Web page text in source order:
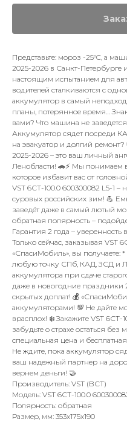
Представьте: мороз -25°C, а
2025-2026 в Санкт-Петербурге
настоящим испытанием для
водителей сталкиваются с
аккумулятор в самый
планы, потерянное время…
вами? Что машина не
Аккумулятор сядет посреди
на эвакуатор и долгий
2025-2026 – это ваш личный
Ленобласти! 🚗⚡ Мы понимаем
которое избавит вас от
VST 6СТ-100.0 600300082 L5-1
суровых российских зим! 💪
заведёт даже в самый лютый
обратная полярность –
Гарантия 2 года –
Только сейчас, заказывая VST
«СпасиМобиль», вы получаете:
любую точку СПб, КАД, ЗСД и
аккумулятора при сдаче
даже в новогодние
скрытых доплат! 💰
аккумуляторами! 💯 Не дайте
врасплох! ❄️ Закажите VST 6СТ-
забудьте о страхе остаться
специальная цена и
Не ждите, пока аккумулятор
ваш надежный партнер на
вернем деньги! 🤝
Производитель: VST (ВСТ)
Модель: VST 6СТ-100.0
Полярность: обратная
Размер, мм: 353x175x190